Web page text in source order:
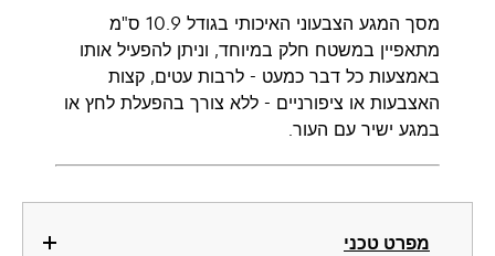
מפרט טכני
מסך המגע הצבעוני האיכותי בגודל 10.9 ס"מ
מתאפיין במשטח חלק במיוחד, וניתן להפעיל אותו
באמצעות כל דבר כמעט - לרבות עטים, קצות
האצבעות או ציפורניים - ללא צורך בהפעלת לחץ או
במגע ישיר עם העור.